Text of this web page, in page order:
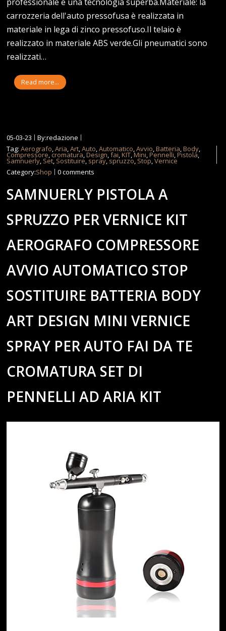
carrozzeria dell'auto pressofusa è realizzata in
materiale in lega di zinco pressofuso.Il telaio è
realizzato in materiale ABS verde.Gli pneumatici sono
realizzati…
Read more...
05-03-23
By:redazione
Tag:Aerografo,Aria,Art,Auto,Automatico,Avvio,Batteria,Body,
Compressore, cromatura,Design,fai,KIT,Mini,Pennelli,Pistola,
Samnuerly, Set, Sostituire, spray,spruzzo, Stop,Vernice
Category:Shop 0 comments
SAMNUERLY PISTOLA A
SPRUZZO PER VERNICE KIT
AEROGRAFO COMPRESSORE
AVVIO AUTOMATICO STOP
SOSTITUIRE BATTERIA BODY
ART DESIGN MINI VERNICE
SPRAY PER AUTO FAI DA TE
CROMATURA SET DI
PENNELLI AD ARIA KIT